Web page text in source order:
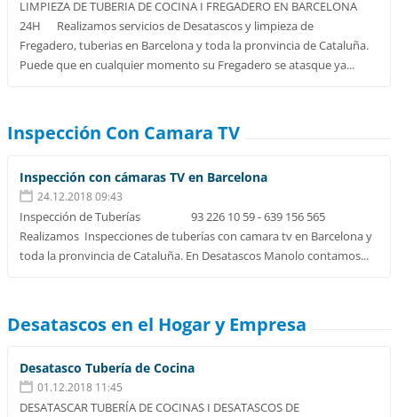
LIMPIEZA DE TUBERIA DE COCINA I FREGADERO EN BARCELONA
24H Realizamos servicios de Desatascos y limpieza de
Fregadero, tuberias en Barcelona y toda la pronvincia de Cataluña.
Puede que en cualquier momento su Fregadero se atasque ya...
Inspección Con Camara TV
Inspección con cámaras TV en Barcelona
24.12.2018 09:43
Inspección de Tuberías 93 226 10 59 - 639 156 565
Realizamos Inspecciones de tuberías con camara tv en Barcelona y
toda la pronvincia de Cataluña. En Desatascos Manolo contamos...
Desatascos en el Hogar y Empresa
Desatasco Tubería de Cocina
01.12.2018 11:45
DESATASCAR TUBERÍA DE COCINAS I DESATASCOS DE